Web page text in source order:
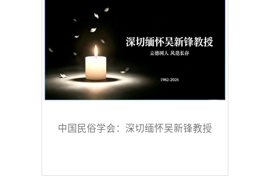
中国民俗学会：深切缅怀吴新锋教授